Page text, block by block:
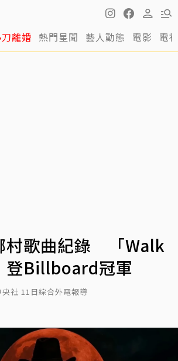
離婚 熱門星聞 藝人動態 電影 電
村歌曲紀錄 「Walk
登Billboard冠軍
央社 11日綜合外電報導